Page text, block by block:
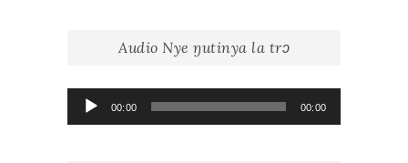
Audio Nye ŋutinya la trɔ
Lecteur
audio
00:00 00:00